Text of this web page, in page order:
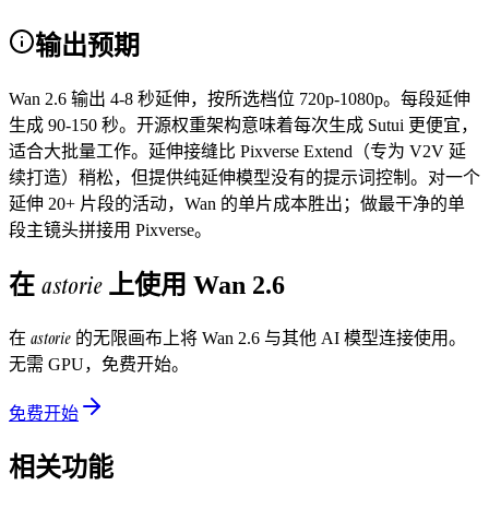
输出预期
Wan 2.6 输出 4-8 秒延伸，按所选档位 720p-1080p。每段延伸
生成 90-150 秒。开源权重架构意味着每次生成 Sutui 更便宜，
适合大批量工作。延伸接缝比 Pixverse Extend（专为 V2V 延
续打造）稍松，但提供纯延伸模型没有的提示词控制。对一个
延伸 20+ 片段的活动，Wan 的单片成本胜出；做最干净的单
段主镜头拼接用 Pixverse。
在 astorie上使用 Wan 2.6
在 astorie 的无限画布上将 Wan 2.6 与其他 AI 模型连接使用。
无需 GPU，免费开始。
免费开始
相关功能